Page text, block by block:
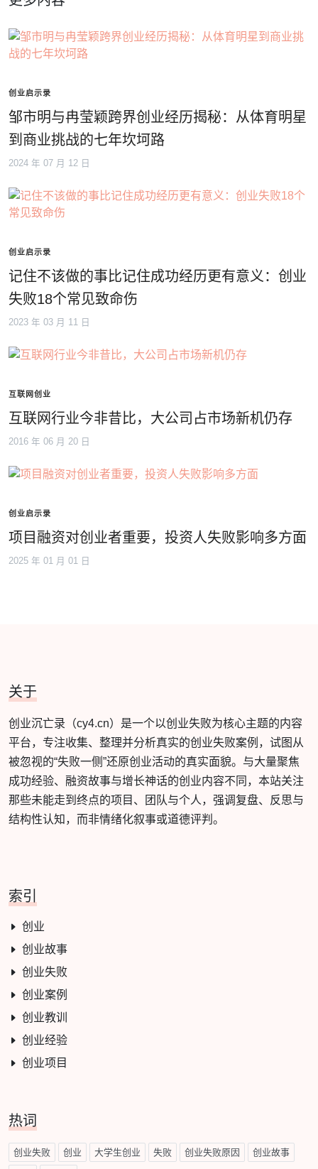
创业启示录
邹市明与冉莹颖跨界创业经历揭秘：从体育明星
到商业挑战的七年坎坷路
2024 年 07 月 12 日
创业启示录
记住不该做的事比记住成功经历更有意义：创业
失败18个常见致命伤
2023 年 03 月 11 日
互联网创业
互联网行业今非昔比，大公司占市场新机仍存
2016 年 06 月 20 日
创业启示录
项目融资对创业者重要，投资人失败影响多方面
2025 年 01 月 01 日
关于
创业沉亡录（cy4.cn）是一个以创业失败为核心主题的内容
平台，专注收集、整理并分析真实的创业失败案例，试图从
被忽视的“失败一侧”还原创业活动的真实面貌。与大量聚焦
成功经验、融资故事与增长神话的创业内容不同，本站关注
那些未能走到终点的项目、团队与个人，强调复盘、反思与
结构性认知，而非情绪化叙事或道德评判。
索引
创业
创业故事
创业失败
创业案例
创业教训
创业经验
创业项目
热词
创业失败 创业 大学生创业 失败 创业失败原因 创业故事